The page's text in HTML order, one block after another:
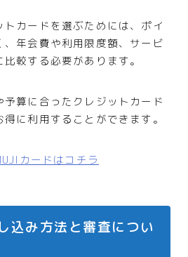
カードを選ぶためには、ポイ
、年会費や利用限度額、サービ
較する必要があります。
算に合ったクレジットカード
に利用することができます。
カードはコチラ
込み方法と審査につい